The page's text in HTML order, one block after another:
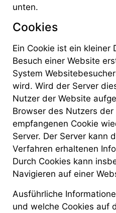
unten.
Cookies
Ein Cookie ist ein kleiner
Besuch einer Website
System
wird. Wird der Server
Nutzer der Website
Browser des Nutzers
empfangenen Cookie
Server. Der Server kann
Verfahren erhaltenen
Durch Cookies kann
Navigieren auf einer
Ausführliche
und welche Cookies auf